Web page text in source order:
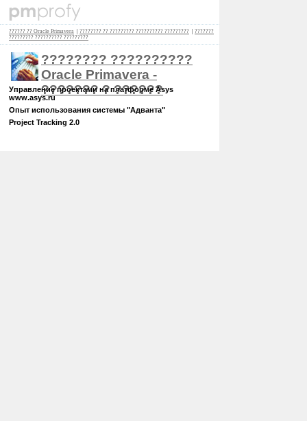
?????? ?? Oracle Primavera ???????? ?? ????????? ?????????? ?????????
???????
????????? ?????????? ?????????
???????? ??????????
Oracle Primavera -
??????? ? ??????
Управление проектами на платформе Asys
www.asys.ru
Опыт использования системы "Адванта"
Project Tracking 2.0